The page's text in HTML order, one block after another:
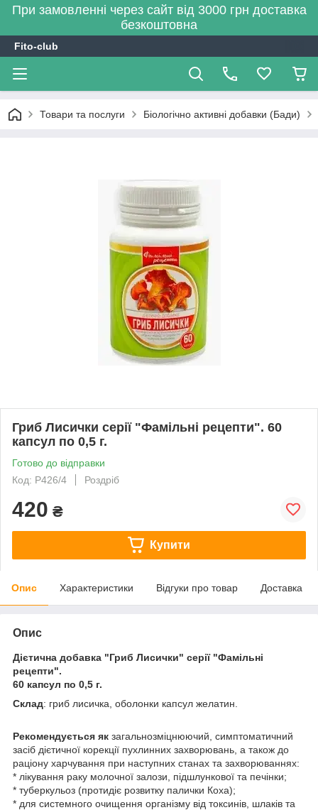
При замовленні через сайт від 3000 грн доставка
безкоштовна
Fito-club
Товари та послуги Біологічно активні добавки (Бади)
Гриб Лисички серії "Фамільні рецепти". 60
капсул по 0,5 г.
Готово до відправки
Код: Р426/4
Роздріб
420 ₴
Купити
Опис Характеристики Відгуки про товар Доставка
Опис
Дієтична добавка "Гриб Лисички" серії "Фамільні
рецепти".
60 капсул по 0,5 г.
Склад: гриб лисичка, оболонки капсул желатин.
Рекомендується як загальнозміцнюючий, симптоматичний
засіб дієтичної корекції пухлинних захворювань, а також до
раціону харчування при наступних станах та захворюваннях:
* лікування раку молочної залози, підшлункової та печінки;
* туберкульоз (протидіє розвитку палички Коха);
* для системного очищення організму від токсинів, шлаків та